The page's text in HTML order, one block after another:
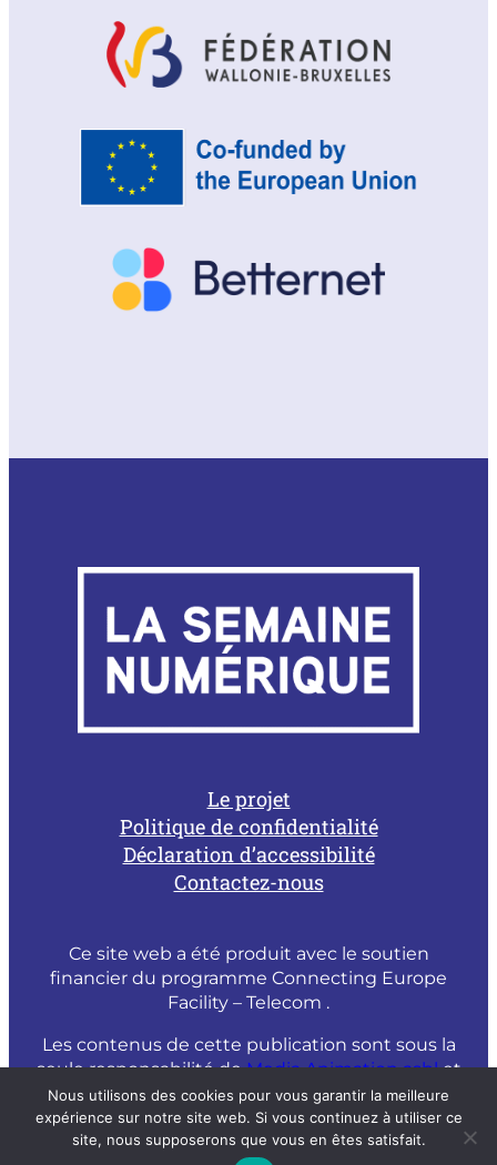
Le projet
Politique de confidentialité
Déclaration d’accessibilité
Contactez-nous
Ce site web a été produit avec le soutien
financier du programme Connecting Europe
Facility – Telecom .
Les contenus de cette publication sont sous la
seule responsabilité deMedia Animation asblet
ne peuvent être considérés comme un reflet
de l’opinion officielle de la Commission
Européenne.
Nous utilisons des cookies pour vous garantir la meilleure
expérience sur notre site web. Si vous continuez à utiliser ce
site, nous supposerons que vous en êtes satisfait.